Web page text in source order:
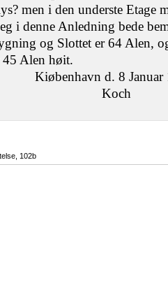
men i den underste Etage
i denne Anledning bede
og Slottet er 64 Alen,
45 Alen høit.
Kiøbenhavn d. 8 Januar
Koch
102b